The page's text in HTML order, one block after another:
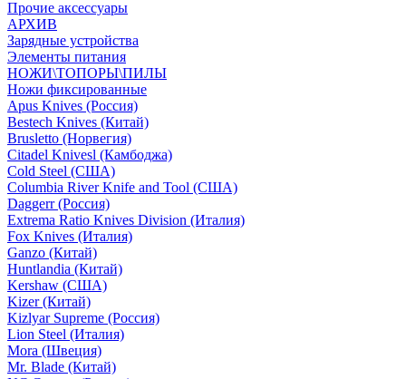
Прочие аксессуары
АРХИВ
Зарядные устройства
Элементы питания
НОЖИ\ТОПОРЫ\ПИЛЫ
Ножи фиксированные
Apus Knives (Россия)
Bestech Knives (Китай)
Brusletto (Норвегия)
Citadel Knivesl (Камбоджа)
Cold Steel (США)
Columbia River Knife and Tool (США)
Daggerr (Россия)
Extrema Ratio Knives Division (Италия)
Fox Knives (Италия)
Ganzo (Китай)
Huntlandia (Китай)
Kershaw (США)
Kizer (Китай)
Kizlyar Supreme (Россия)
Lion Steel (Италия)
Mora (Швеция)
Mr. Blade (Китай)